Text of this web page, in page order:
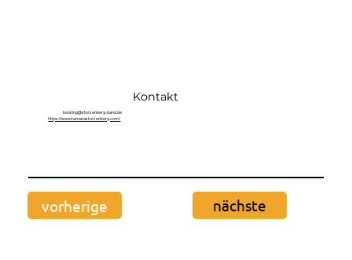
Kontakt
booking@stolzenberg-band.de
https://www.tamarastolzenberg.com/
vorherige nächste